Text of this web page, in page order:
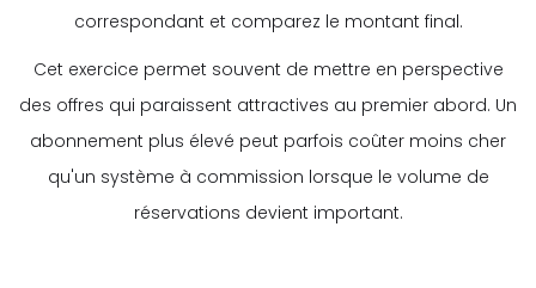
correspondant et comparez le montant final.
Cet exercice permet souvent de mettre en perspective
des offres qui paraissent attractives au premier abord. Un
abonnement plus élevé peut parfois coûter moins cher
qu'un système à commission lorsque le volume de
réservations devient important.